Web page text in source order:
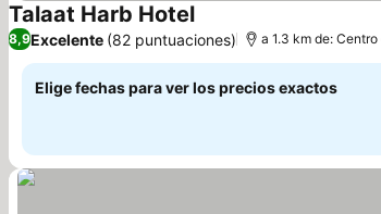
Talaat Harb Hotel
8,9Excelente (82 puntuaciones) a 1.3 km de:
Elige fechas para ver los precios exactos